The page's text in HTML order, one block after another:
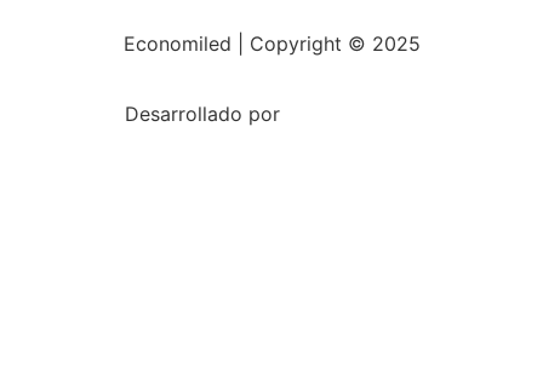
Economiled | Copyright © 2025
Desarrollado por